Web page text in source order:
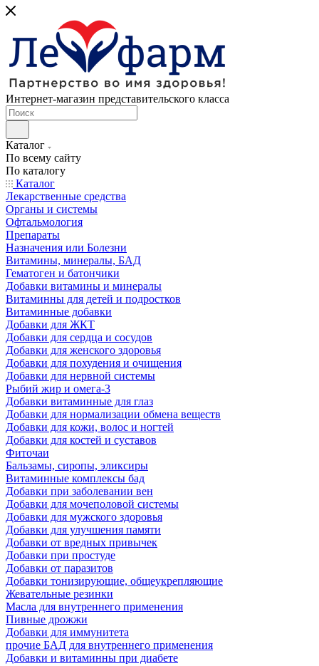
Интернет-магазин представительского класса
Каталог
По всему сайту
По каталогу
Каталог
Лекарственные средства
Органы и системы
Офтальмология
Препараты
Назначения или Болезни
Витамины, минералы, БАД
Гематоген и батончики
Добавки витамины и минералы
Витаминны для детей и подростков
Витаминные добавки
Добавки для ЖКТ
Добавки для сердца и сосудов
Добавки для женского здоровья
Добавки для похудения и очищения
Добавки для нервной системы
Рыбий жир и омега-3
Добавки витаминные для глаз
Добавки для нормализации обмена веществ
Добавки для кожи, волос и ногтей
Добавки для костей и суставов
Фиточаи
Бальзамы, сиропы, эликсиры
Витаминные комплексы бад
Добавки при заболевании вен
Добавки для мочеполовой системы
Добавки для мужского здоровья
Добавки для улучшения памяти
Добавки от вредных привычек
Добавки при простуде
Добавки от паразитов
Добавки тонизирующие, общеукрепляющие
Жевательные резинки
Масла для внутреннего применения
Пивные дрожжи
Добавки для иммунитета
прочие БАД для внутреннего применения
Добавки и витаминны при диабете